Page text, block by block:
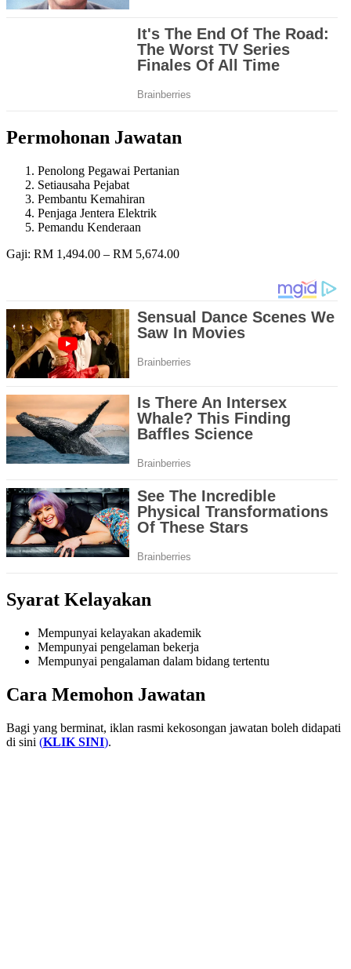
Permohonan Jawatan
Penolong Pegawai Pertanian
Setiausaha Pejabat
Pembantu Kemahiran
Penjaga Jentera Elektrik
Pemandu Kenderaan
Gaji: RM 1,494.00 – RM 5,674.00
Syarat Kelayakan
Mempunyai kelayakan akademik
Mempunyai pengelaman bekerja
Mempunyai pengalaman dalam bidang tertentu
Cara Memohon Jawatan
Bagi yang berminat, iklan rasmi kekosongan jawatan boleh didapati
di sini (KLIK SINI).